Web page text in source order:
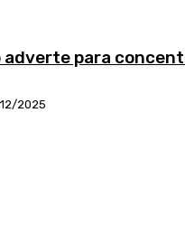
adverte para
2025